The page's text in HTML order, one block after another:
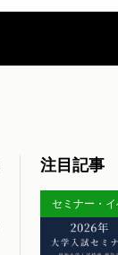
注目記事
セミナー・
ント